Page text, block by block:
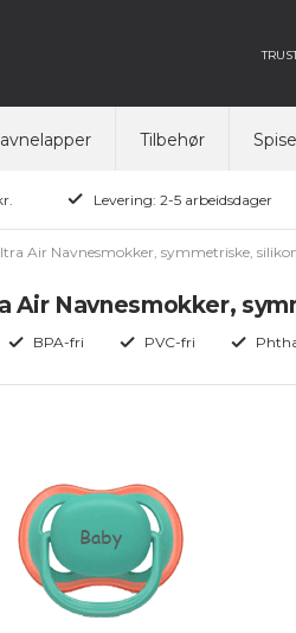
Tilbehør
Levering: 2-5 arbeidsdager
Air Navnesmokker, symmetriske,
Air Navnesmokker,
BPA-fri PVC-fri
Baby